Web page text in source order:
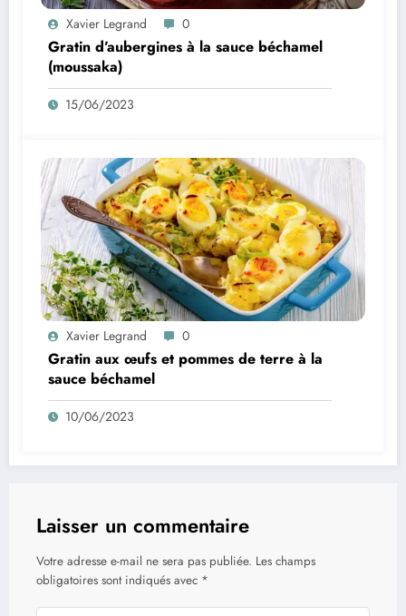
Xavier Legrand 0
Gratin d’aubergines à la sauce béchamel
(moussaka)
15/06/2023
Xavier Legrand 0
Gratin aux œufs et pommes de terre à la
sauce béchamel
10/06/2023
Laisser un commentaire
Votre adresse e-mail ne sera pas publiée. Les champs
obligatoires sont indiqués avec *